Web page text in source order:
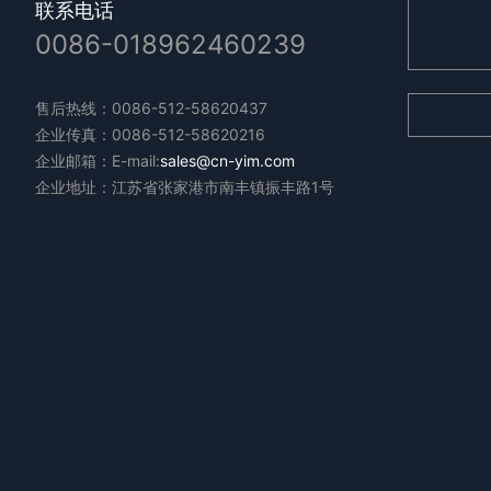
联系电话
0086-018962460239
售后热线：0086-512-58620437
企业传真：0086-512-58620216
企业邮箱：E-mail:sales@cn-yim.com
企业地址：江苏省张家港市南丰镇振丰路1号